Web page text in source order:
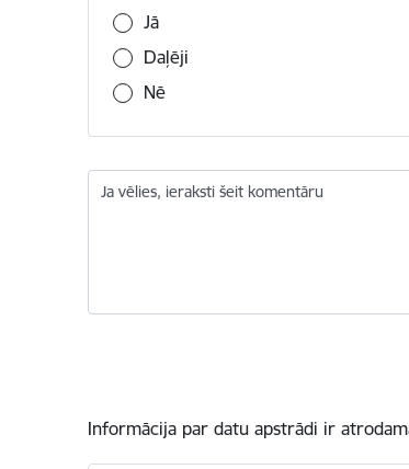
Jā
Daļēji
Nē
Ja vēlies, ieraksti šeit komentāru
Informācija par datu apstrādi ir